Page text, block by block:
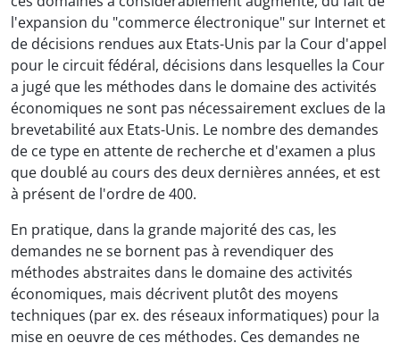
l'expansion du "commerce électronique" sur Internet et
de décisions rendues aux Etats-Unis par la Cour d'appel
pour le circuit fédéral, décisions dans lesquelles la Cour
a jugé que les méthodes dans le domaine des activités
économiques ne sont pas nécessairement exclues de la
brevetabilité aux Etats-Unis. Le nombre des demandes
de ce type en attente de recherche et d'examen a plus
que doublé au cours des deux dernières années, et est
à présent de l'ordre de 400.
En pratique, dans la grande majorité des cas, les
demandes ne se bornent pas à revendiquer des
méthodes abstraites dans le domaine des activités
économiques, mais décrivent plutôt des moyens
techniques (par ex. des réseaux informatiques) pour la
mise en oeuvre de ces méthodes. Ces demandes ne